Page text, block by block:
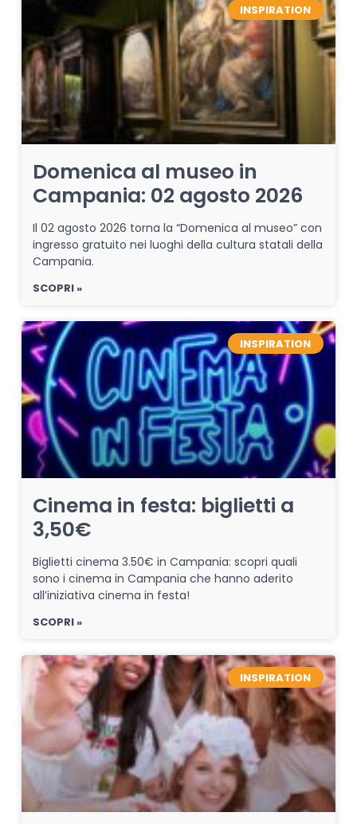
INSPIRATION
Domenica al museo in
Campania: 02 agosto 2026
Il 02 agosto 2026 torna la “Domenica al museo” con
ingresso gratuito nei luoghi della cultura statali della
Campania.
SCOPRI »
INSPIRATION
Cinema in festa: biglietti a
3,50€
Biglietti cinema 3.50€ in Campania: scopri quali
sono i cinema in Campania che hanno aderito
all’iniziativa cinema in festa!
SCOPRI »
INSPIRATION